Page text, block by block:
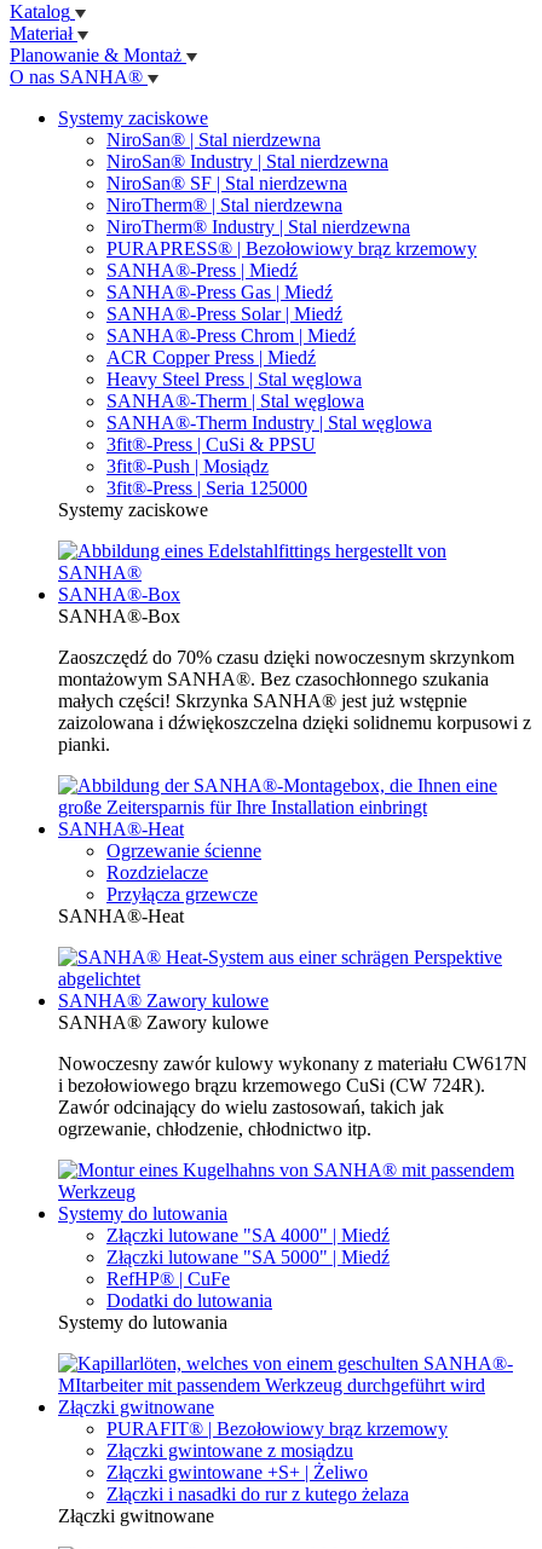
Katalog
Materiał
Planowanie & Montaż
O nas SANHA®
Systemy zaciskowe
NiroSan® | Stal nierdzewna
NiroSan® Industry | Stal nierdzewna
NiroSan® SF | Stal nierdzewna
NiroTherm® | Stal nierdzewna
NiroTherm® Industry | Stal nierdzewna
PURAPRESS® | Bezołowiowy brąz krzemowy
SANHA®-Press | Miedź
SANHA®-Press Gas | Miedź
SANHA®-Press Solar | Miedź
SANHA®-Press Chrom | Miedź
ACR Copper Press | Miedź
Heavy Steel Press | Stal węglowa
SANHA®-Therm | Stal węglowa
SANHA®-Therm Industry | Stal węglowa
3fit®-Press | CuSi & PPSU
3fit®-Push | Mosiądz
3fit®-Press | Seria 125000
Systemy zaciskowe
SANHA®-Box
SANHA®-Box
Zaoszczędź do 70% czasu dzięki nowoczesnym skrzynkom
montażowym SANHA®. Bez czasochłonnego szukania
małych części! Skrzynka SANHA® jest już wstępnie
zaizolowana i dźwiękoszczelna dzięki solidnemu korpusowi z
pianki.
SANHA®-Heat
Ogrzewanie ścienne
Rozdzielacze
Przyłącza grzewcze
SANHA®-Heat
SANHA® Zawory kulowe
SANHA® Zawory kulowe
Nowoczesny zawór kulowy wykonany z materiału CW617N
i bezołowiowego brązu krzemowego CuSi (CW 724R).
Zawór odcinający do wielu zastosowań, takich jak
ogrzewanie, chłodzenie, chłodnictwo itp.
Systemy do lutowania
Złączki lutowane "SA 4000" | Miedź
Złączki lutowane "SA 5000" | Miedź
RefHP® | CuFe
Dodatki do lutowania
Systemy do lutowania
Złączki gwitnowane
PURAFIT® | Bezołowiowy brąz krzemowy
Złączki gwintowane z mosiądzu
Złączki gwintowane +S+ | Żeliwo
Złączki i nasadki do rur z kutego żelaza
Złączki gwitnowane